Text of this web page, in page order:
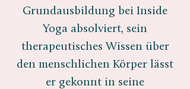
Grundausbildung bei Inside
Yoga absolviert, sein
therapeutisches Wissen über
den menschlichen Körper lässt
er gekonnt in seine